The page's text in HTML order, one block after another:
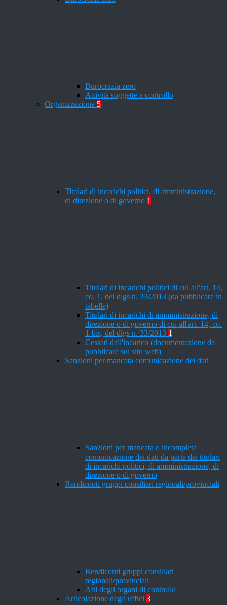
Burocrazia zero
Attività soggette a controllo
Organizzazione 5
Titolari di incarichi politici, di amministrazione,
di direzione o di governo 1
Titolari di incarichi politici di cui all'art. 14,
co. 1, del dlgs n. 33/2013 (da pubblicare in
tabelle)
Titolari di incarichi di amministrazione, di
direzione o di governo di cui all'art. 14, co.
1-bis, del dlgs n. 33/2013 1
Cessati dall'incarico (documentazione da
pubblicare sul sito web)
Sanzioni per mancata comunicazione dei dati
Sanzioni per mancata o incompleta
comunicazione dei dati da parte dei titolari
di incarichi politici, di amministrazione, di
direzione o di governo
Rendiconti gruppi consiliari regionali/provinciali
Rendiconti gruppi consiliari
regionali/provinciali
Atti degli organi di controllo
Articolazione degli uffici 3